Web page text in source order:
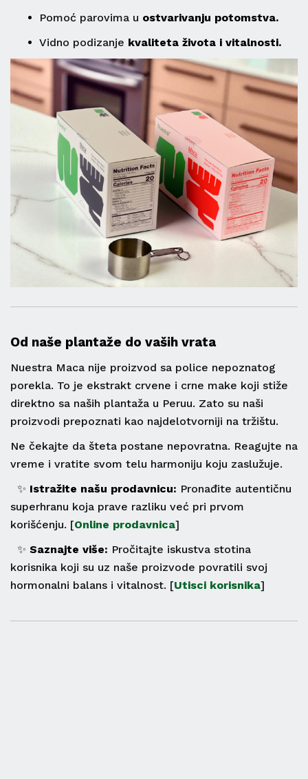
•
Pomoć parovima u ostvarivanju potomstva.
• Vidno podizanje kvaliteta života i vitalnosti.
Od naše plantaže do vaših vrata
Nuestra Maca nije proizvod sa police nepoznatog
porekla. To je ekstrakt crvene i crne make koji stiže
direktno sa naših plantaža u Peruu. Zato su naši
proizvodi prepoznati kao najdelotvorniji na tržištu.
Ne čekajte da šteta postane nepovratna. Reagujte na
vreme i vratite svom telu harmoniju koju zaslužuje.
✨ Istražite našu prodavnicu: Pronađite autentičnu
superhranu koja prave razliku već pri prvom
korišćenju. [Online prodavnica]
✨ Saznajte više: Pročitajte iskustva stotina
korisnika koji su uz naše proizvode povratili svoj
hormonalni balans i vitalnost. [Utisci korisnika]